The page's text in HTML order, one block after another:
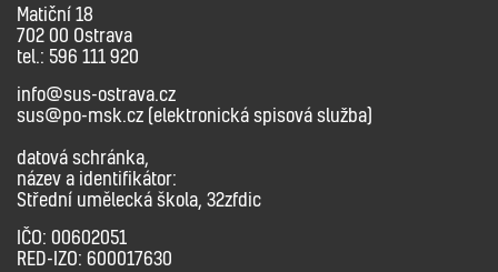
Matiční 18
702 00 Ostrava
tel.: 596 111 920
info@sus-ostrava.cz
sus@po-msk.cz (elektronická spisová služba)
datová schránka,
název a identifikátor:
Střední umělecká škola, 32zfdic
IČO: 00602051
RED-IZO: 600017630